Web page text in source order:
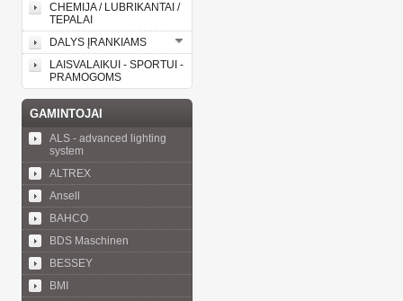
CHEMIJA / LUBRIKANTAI /
TEPALAI
DALYS ĮRANKIAMS
LAISVALAIKUI - SPORTUI -
PRAMOGOMS
GAMINTOJAI
ALS - advanced lighting
system
ALTREX
Ansell
BAHCO
BDS Maschinen
BESSEY
BMI